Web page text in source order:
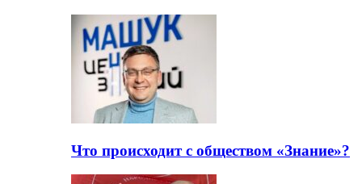
Что происходит с обществом «Знание»?